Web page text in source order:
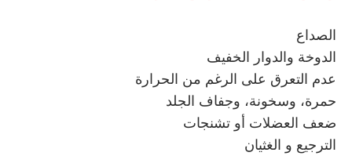
الصداع
الدوخة والدوار الخفيف
عدم التعرق على الرغم من الحرارة
حمرة، وسخونة، وجفاف الجلد
ضعف العضلات أو تشنجات
الترجيع و الغثيان